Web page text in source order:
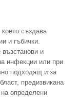
създава
и гъбички.
възстанови и
инфекции или при
подходящ и за
предизвикана
определени